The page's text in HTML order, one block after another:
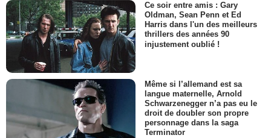
Ce soir entre amis : Gary
Oldman, Sean Penn et Ed
Harris dans l'un des meilleurs
thrillers des années 90
injustement oublié !
Même si l’allemand est sa
langue maternelle, Arnold
Schwarzenegger n’a pas eu le
droit de doubler son propre
personnage dans la saga
Terminator